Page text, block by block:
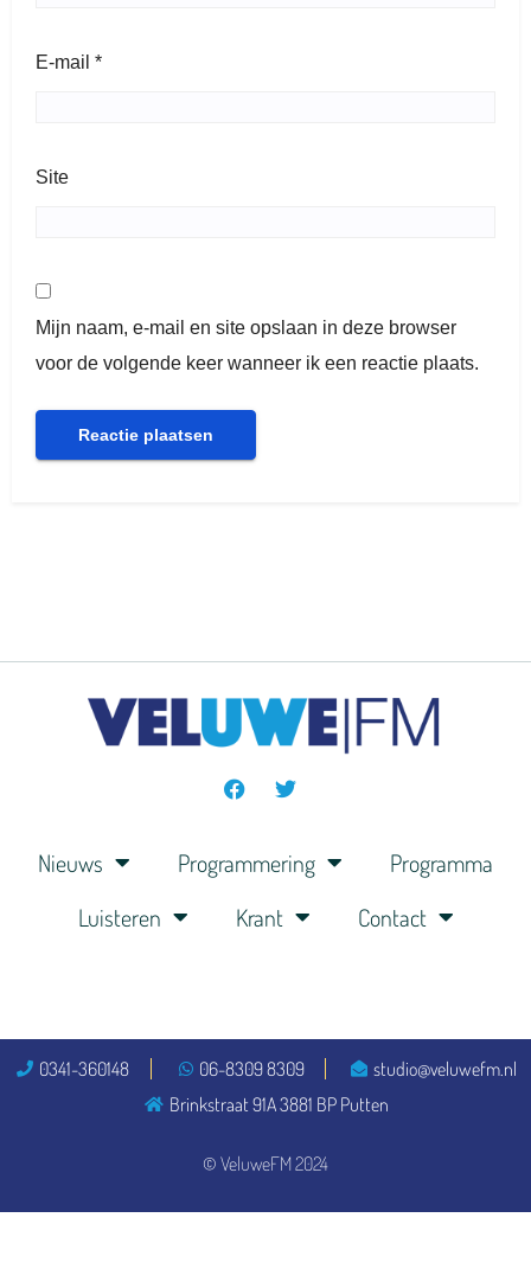
E-mail *
Site
Mijn naam, e-mail en site opslaan in deze browser
voor de volgende keer wanneer ik een reactie plaats.
Nieuws Programmering
Programma
Luisteren
Krant Contact
© VeluweFM 2024
0341-360148 06-8309 8309
studio@veluwefm.nl
Brinkstraat 91A 3881 BP Putten